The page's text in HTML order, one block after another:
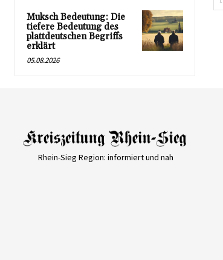
Muksch Bedeutung: Die
tiefere Bedeutung des
plattdeutschen Begriffs
erklärt
05.08.2026
Rhein-Sieg Region: informiert und nah